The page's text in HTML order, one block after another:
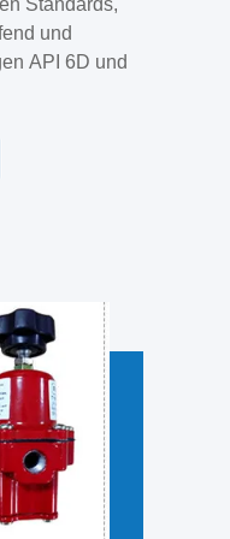
werden,
um das
Standards,
und
API 6D und
DBB-